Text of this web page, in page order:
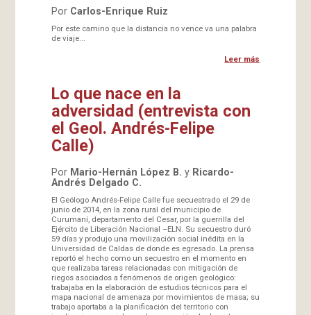
Por Carlos-Enrique Ruiz
Por este camino que la distancia no vence va una palabra
de viaje...
Leer más
Lo que nace en la
adversidad (entrevista con
el Geol. Andrés-Felipe
Calle)
Por Mario-Hernán López B. y Ricardo-
Andrés Delgado C.
El Geólogo Andrés-Felipe Calle fue secuestrado el 29 de
junio de 2014, en la zona rural del municipio de
Curumaní, departamento del Cesar, por la guerrilla del
Ejército de Liberación Nacional –ELN. Su secuestro duró
59 días y produjo una movilización social inédita en la
Universidad de Caldas de donde es egresado. La prensa
reportó el hecho como un secuestro en el momento en
que realizaba tareas relacionadas con mitigación de
riegos asociados a fenómenos de origen geológico:
trabajaba en la elaboración de estudios técnicos para el
mapa nacional de amenaza por movimientos de masa; su
trabajo aportaba a la planificación del territorio con